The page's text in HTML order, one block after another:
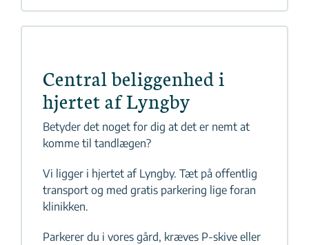
Central beliggenhed i
hjertet af Lyngby
Betyder det noget for dig at det er nemt at
komme til tandlægen?
Vi ligger i hjertet af Lyngby. Tæt på offentlig
transport og med gratis parkering lige foran
klinikken.
Parkerer du i vores gård, kræves P-skive eller